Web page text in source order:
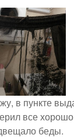
в пункте
все
беды.